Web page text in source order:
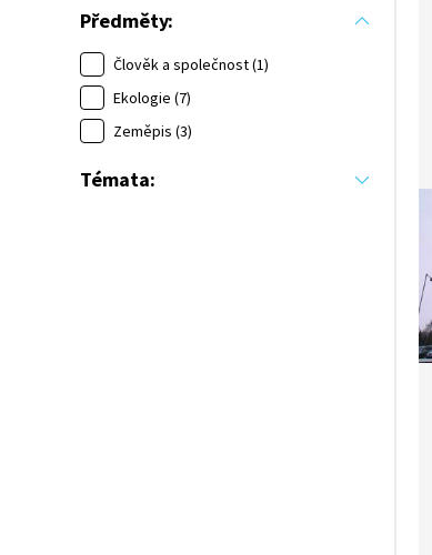
Předměty:
Člověk a společnost (1)
Ekologie (7)
Zeměpis (3)
Témata: